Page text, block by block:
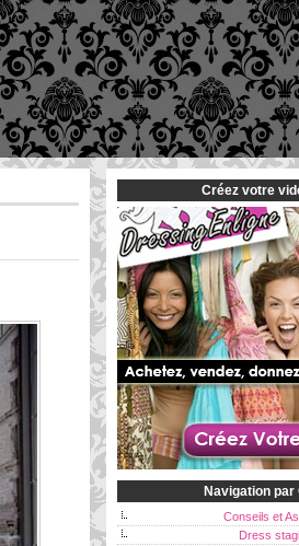
Créez votre
Navigation par
Conseils et
Dress